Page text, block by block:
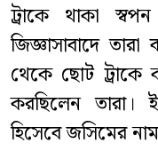
ট্রাকে থাকা
জিজ্ঞাসাবাদে
থেকে ছোট ট্রাকে
করছিলেন তারা।
হিসেবে জসিমের